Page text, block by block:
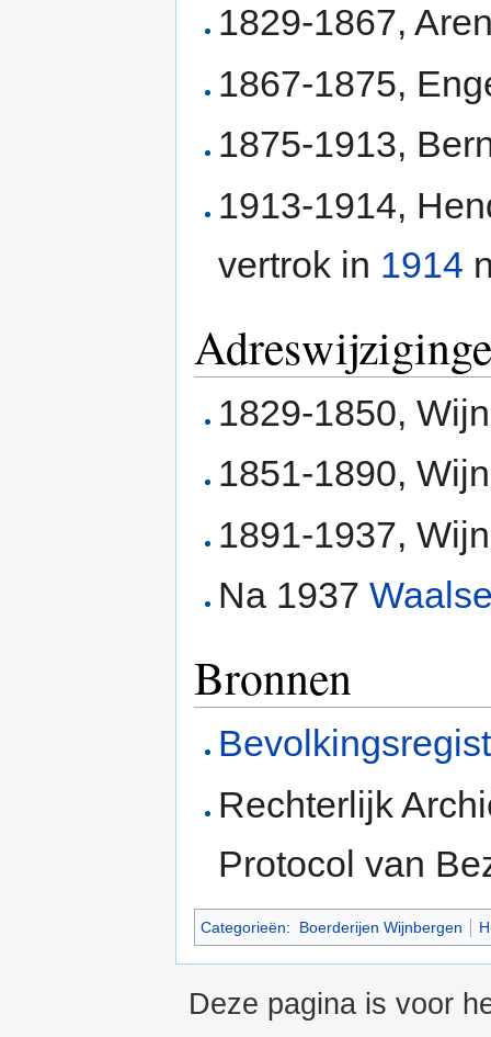
1829-1867,
1867-1875,
1875-1913,
1913-1914,
vertrok in 1914
1829-1850,
1851-1890,
1891-1937,
Na 1937
Bronnen
Rechterlijk
Protocol van
Categorieën: Boerderijen Wijnbergen
Deze pagina is voor